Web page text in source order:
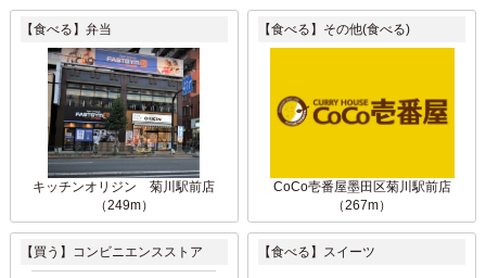
【食べる】弁当
キッチンオリジン 菊川駅前店
（249m）
【食べる】その他(食べる)
CoCo壱番屋墨田区菊川駅前店
（267m）
【買う】コンビニエンスストア 【食べる】スイーツ